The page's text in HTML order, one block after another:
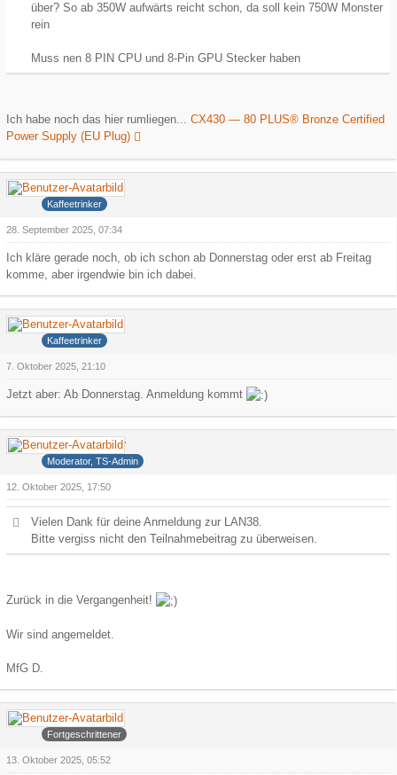
über? So ab 350W aufwärts reicht schon, da soll kein 750W Monster
rein
Muss nen 8 PIN CPU und 8-Pin GPU Stecker haben
Ich habe noch das hier rumliegen... CX430 — 80 PLUS® Bronze Certified
Power Supply (EU Plug)
Hank
Kaffeetrinker
28. September 2025, 07:34
Ich kläre gerade noch, ob ich schon ab Donnerstag oder erst ab Freitag
komme, aber irgendwie bin ich dabei.
Hank
Kaffeetrinker
7. Oktober 2025, 21:10
Jetzt aber: Ab Donnerstag. Anmeldung kommt
Deathdealer
Moderator, TS-Admin
12. Oktober 2025, 17:50
Vielen Dank für deine Anmeldung zur LAN38.
Bitte vergiss nicht den Teilnahmebeitrag zu überweisen.
Zurück in die Vergangenheit!
Wir sind angemeldet.
MfG D.
Arowa
Fortgeschrittener
13. Oktober 2025, 05:52